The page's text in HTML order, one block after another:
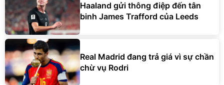
Haaland gửi thông điệp đến tân
binh James Trafford của Leeds
Real Madrid đang trả giá vì sự chần
chừ vụ Rodri